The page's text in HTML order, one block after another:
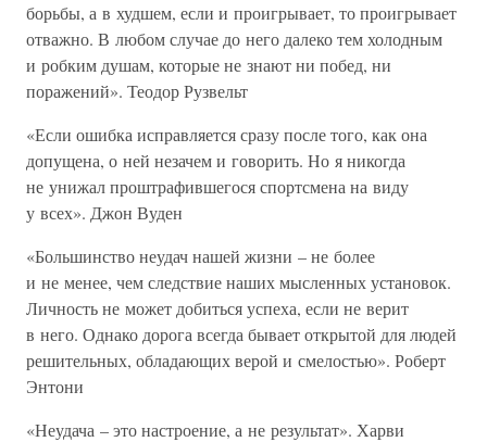
борьбы, а в худшем, если и проигрывает, то проигрывает
отважно. В любом случае до него далеко тем холодным
и робким душам, которые не знают ни побед, ни
поражений». Теодор Рузвельт
«Если ошибка исправляется сразу после того, как она
допущена, о ней незачем и говорить. Но я никогда
не унижал проштрафившегося спортсмена на виду
у всех». Джон Вуден
«Большинство неудач нашей жизни – не более
и не менее, чем следствие наших мысленных установок.
Личность не может добиться успеха, если не верит
в него. Однако дорога всегда бывает открытой для людей
решительных, обладающих верой и смелостью». Роберт
Энтони
«Неудача – это настроение, а не результат». Харви